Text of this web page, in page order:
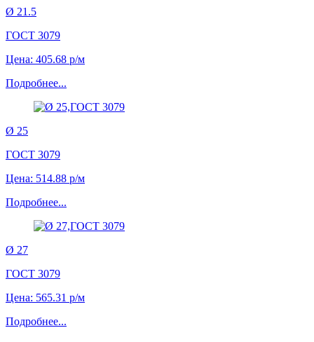
Ø 21.5
ГОСТ 3079
Цена: 405.68 р/м
Подробнее...
Ø 25
ГОСТ 3079
Цена: 514.88 р/м
Подробнее...
Ø 27
ГОСТ 3079
Цена: 565.31 р/м
Подробнее...